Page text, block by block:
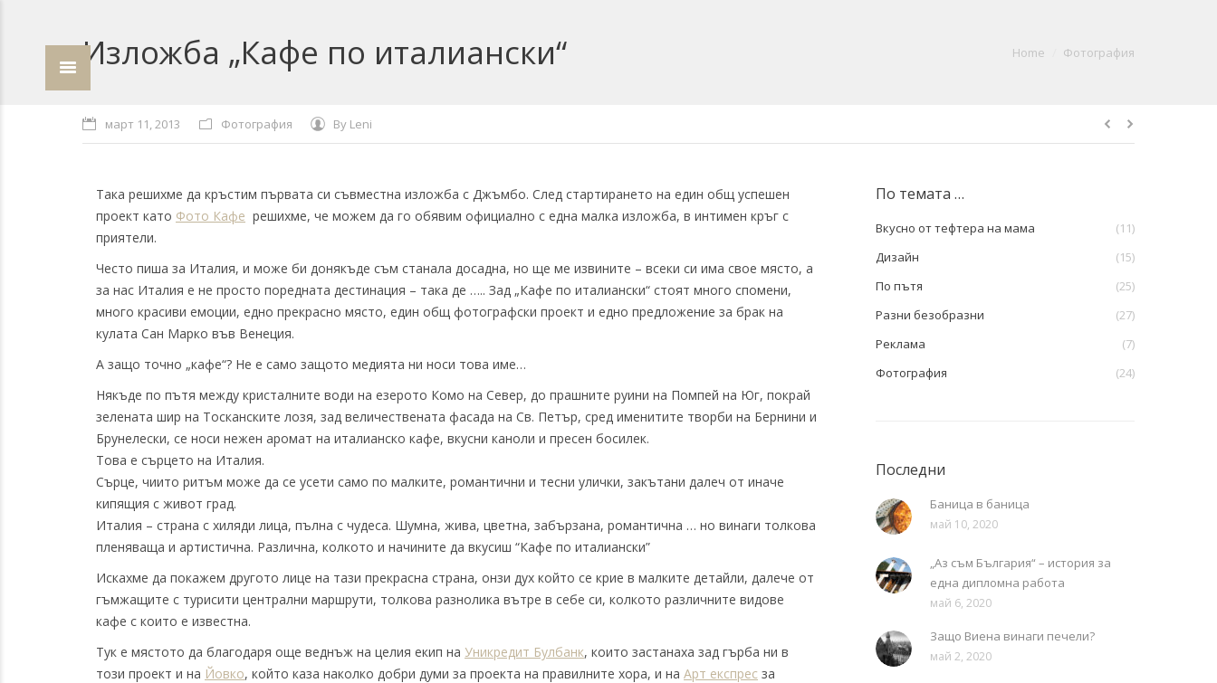
Изложба „Кафе по италиански“ Home Фотография
март 11, 2013 Фотография By Leni
Така решихме да кръстим първата си съвместна изложба с Джъмбо. След стартирането на един общ успешен
проект като Фото Кафе решихме, че можем да го обявим официално с една малка изложба, в интимен кръг с
приятели.
Често пиша за Италия, и може би донякъде съм станала досадна, но ще ме извините – всеки си има свое място, а
за нас Италия е не просто поредната дестинация – така де ….. Зад „Кафе по италиански“ стоят много спомени,
много красиви емоции, едно прекрасно място, един общ фотографски проект и едно предложение за брак на
кулата Сан Марко във Венеция.
А защо точно „кафе“? Не е само защото медията ни носи това име…
Някъде по пътя между кристалните води на езерото Комо на Север, до прашните руини на Помпей на Юг, покрай
зелената шир на Тосканските лозя, зад величествената фасада на Св. Петър, сред именитите творби на Бернини и
Брунелески, се носи нежен аромат на италианско кафе, вкусни каноли и пресен босилек.
Това е сърцето на Италия.
Сърце, чиито ритъм може да се усети само по малките, романтични и тесни улички, закътани далеч от иначе
кипящия с живот град.
Италия – страна с хиляди лица, пълна с чудеса. Шумна, жива, цветна, забързана, романтична … но винаги толкова
пленяваща и артистична. Различна, колкото и начините да вкусиш “Кафе по италиански”
Искахме да покажем другото лице на тази прекрасна страна, онзи дух който се крие в малките детайли, далече от
гъмжащите с турисити централни маршрути, толкова разнолика вътре в себе си, колкото различните видове
кафе с които е известна.
Тук е мястото да благодаря още веднъж на целия екип на Уникредит Булбанк, които застанаха зад гърба ни в
този проект и на Йовко, който каза наколко добри думи за проекта на правилните хора, и на Арт експрес за
По темата …
Вкусно от тефтера на мама
(11)
Дизайн
(15)
По пътя
(25)
Разни безобразни
(27)
Реклама
(7)
Фотография
(24)
Последни
Баница в баница
май 10, 2020
„Аз съм България“ – история за
една дипломна работа
май 6, 2020
Защо Виена винаги печели?
май 2, 2020